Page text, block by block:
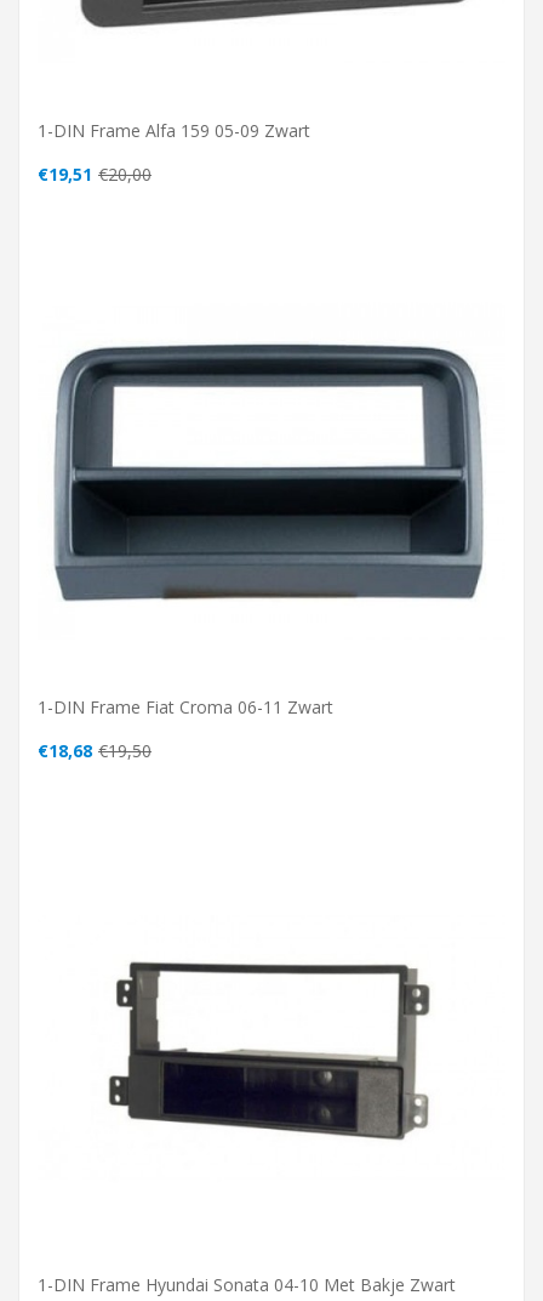
1-DIN Frame Alfa 159 05-09 Zwart
€19,51 €20,00
1-DIN Frame Fiat Croma 06-11 Zwart
€18,68 €19,50
1-DIN Frame Hyundai Sonata 04-10 Met Bakje Zwart